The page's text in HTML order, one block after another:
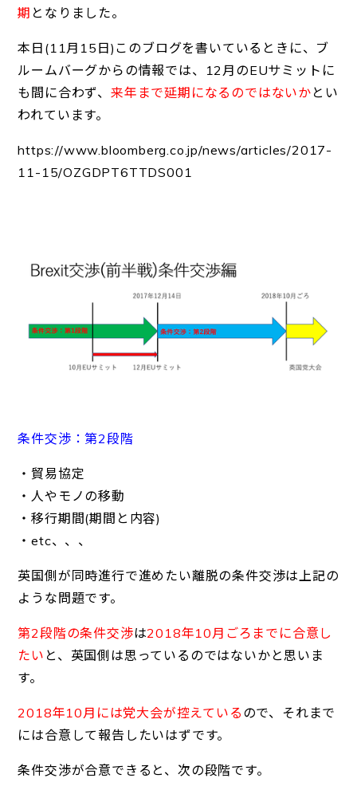
期 となりました。
本日(11月15日)このブログを書いているときに、ブ
ルームバーグからの情報では、12月のEUサミットに
も間に合わず、 来年まで延期になるのではないか とい
われています。
https://www.bloomberg.co.jp/news/articles/2017-
11-15/OZGDPT6TTDS001
条件交渉：第2段階
・貿易協定
・人やモノの移動
・移行期間(期間と内容)
・etc、、、
英国側が同時進行で進めたい離脱の条件交渉は上記の
ような問題です。
第2段階の条件交渉は2018年10月ごろまでに合意し
たい と、英国側は思っているのではないかと思いま
す。
2018年10月には党大会が控えている ので、それまで
には合意して報告したいはずです。
条件交渉が合意できると、次の段階です。